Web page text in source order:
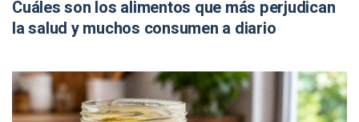
Cuáles son los alimentos que más perjudican
la salud y muchos consumen a diario